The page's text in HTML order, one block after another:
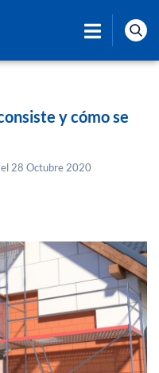
y cómo se
el 28 Octubre 2020